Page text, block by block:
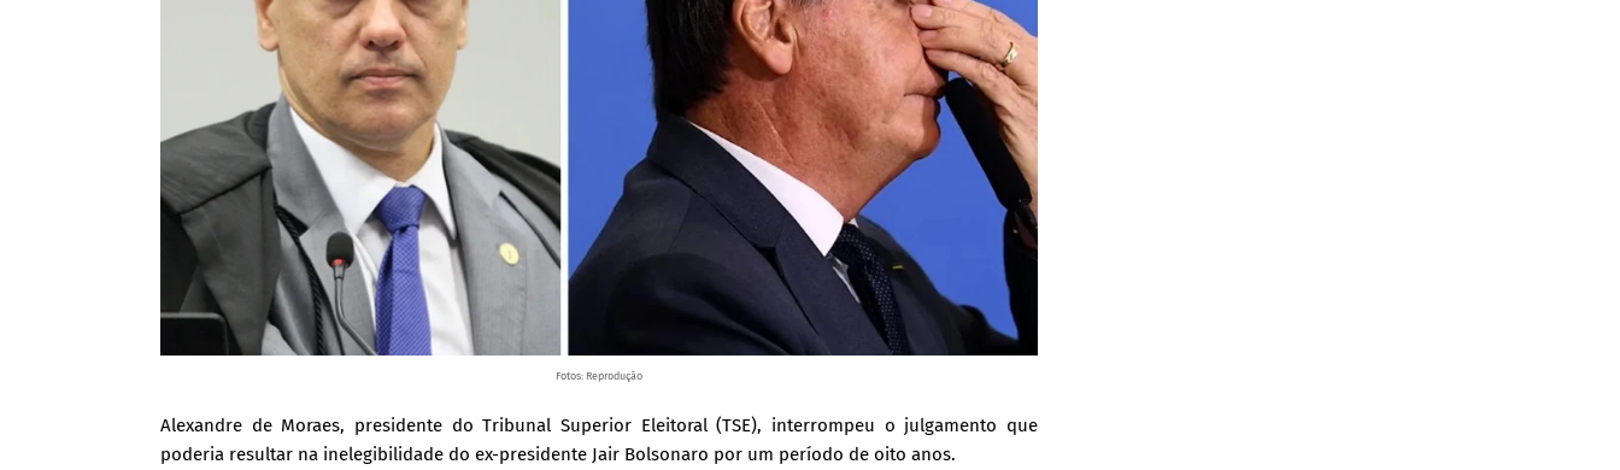
Fotos: Reprodução
Alexandre de Moraes, presidente do Tribunal Superior Eleitoral (TSE), interrompeu o julgamento que
poderia resultar na inelegibilidade do ex-presidente Jair Bolsonaro por um período de oito anos.